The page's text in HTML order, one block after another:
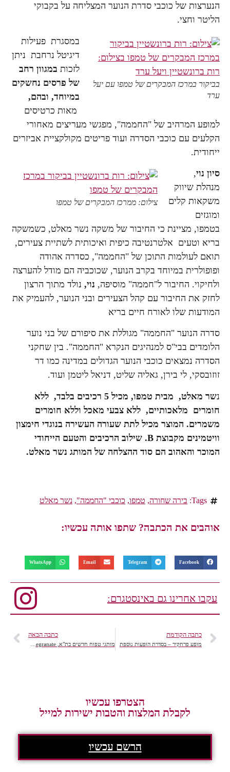
הנערצות של כוכבי סדרת הנוער המצליחה על בקבוקי
הליטר וחצי.
בביקור במרכז המבקרים של טמפו עם יעל
ערד
במסגרת פעילות
דיגיטל נרחבת ניתן
לזכות במגוון רחב
של פרסים נחשקים
במיוחד, ובהם,
מאות כרטיסים
למופע המרהיב של "החממה", מפגשי מעריצים מאחורי
הקלעים עם כוכבי הסדרה ועוד פריטים מקולקציית אביזרים
ייחודית.
צילום: ממרכז המבקרים של טמפו
סיון נוי,
מנהלת שיווק
משקאות קלים
ומוגזים
בטמפו, מציינת כי החיבור של משקה נשר מאלט, כשמשקה
בריא וטעים אלטרנטיבה כיפית ואיכותית לשתיית צעירים,
תואם לעולמות התוכן של "החממה", כסדרה אהודה
ופופולרית במיוחד בקרב הנוער, שכוכביה הם מודל להערצה
ולחיקוי. החיבור ל"חממה" מוסיפה, נוי, נולד מתוך הרצון
לחזק את החיבור עם קהל הצעירים ובני הנוער, להעמיק את
המודעות שלו לאורח חיים בריא
סדרה הנוער "החממה" מגוללת את סיפורם של בני נוער
הלומדים בבי"ס למנהיגים הנקרא "החממה". בין שחקני
הסדרה נמצאים כוכבי הנוער הגדולים במדינה כמו דר
זוזובסקי, לי בירן, גאליה שליט, דניאל ליטמן ועוד.
נ
שר מאלט, מבית טמפו, מכיל 5 רכיבים בלבד, ללא
חומרים מלאכותיים, ללא צבעי מאכל וללא חומרים
משמרים. המוצר מכיל לתת שעורה העשירה בנוגדי חימצון
וויטמינים מקבוצת B. שילוב הרכיבים והטעם הייחודי
המוכר והאהוב הם סוד ההצלחה של המותג נשר מאלט.
Tags: בירה שחורה, טמפו, כוכבי "החממה", נשר מאלט
אוהבים את הכתבה? שתפו אותה עכשיו:
Facebook
Telegram
Email
WhatsApp
עקבו אחרינו גם באינסטגרם:
כתבה הקודמת
מופע פרחקיר – בסדרת הופעות נוספת
כתבה הבאה
הצטרפו עכשיו
לקבלת המלצות והטבות ישירות למייל
הרשם עכשיו